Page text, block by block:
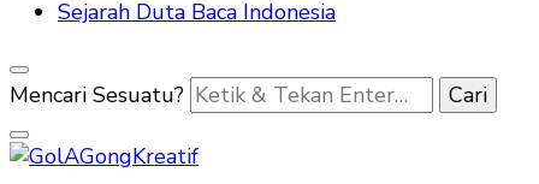
Sejarah Duta Baca Indonesia
Mencari Sesuatu?